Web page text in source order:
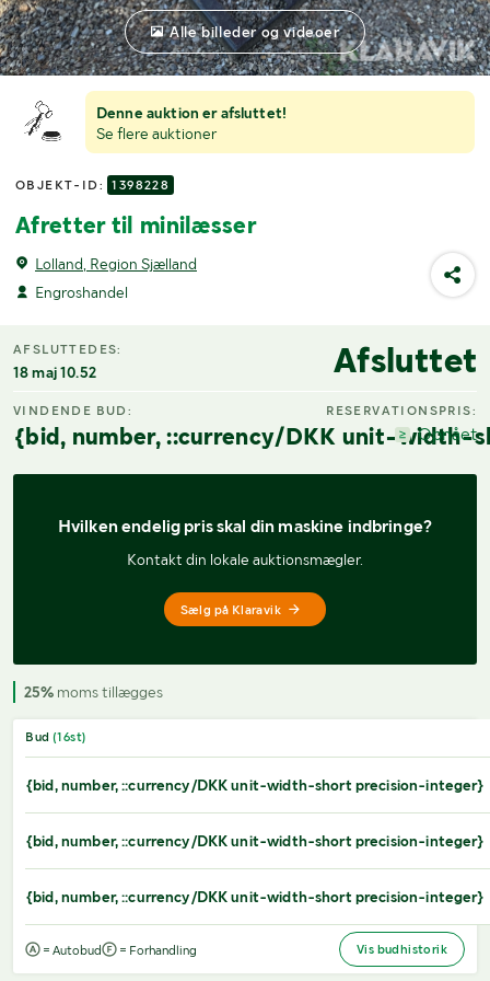
Denne auktion er afsluttet!
Se flere auktioner
OBJEKT-ID: 1398228
Afretter til minilæsser
Lolland, Region Sjælland
Engroshandel
Alle billeder og videoer
AFSLUTTEDES:
18 maj 10.52 Afsluttet
VINDENDE BUD:
{bid, number, ::currency/DKK unit-width-
RESERVATIONSPRIS:
Opnået
Hvilken endelig pris skal din maskine indbringe?
Kontakt din lokale auktionsmægler.
Sælg på Klaravik
25% moms tillægges
Bud (16st)
{bid, number, ::currency/DKK unit-width-short precision-integer}
{bid, number, ::currency/DKK unit-width-short precision-integer}
{bid, number, ::currency/DKK unit-width-short precision-integer}
= Autobud = Forhandling Vis budhistorik